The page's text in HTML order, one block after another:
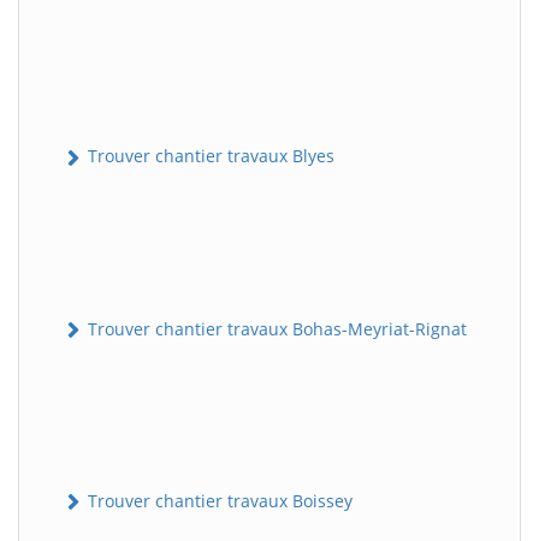
Trouver chantier travaux Blyes
Trouver chantier travaux Bohas-Meyriat-Rignat
Trouver chantier travaux Boissey